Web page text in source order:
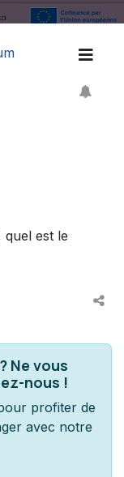
quel est le
Ne vous
nous !
profiter de
avec notre